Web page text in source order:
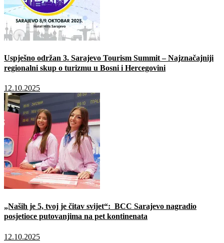
Uspješno održan 3. Sarajevo Tourism Summit – Najznačajniji
regionalni skup o turizmu u Bosni i Hercegovini
12.10.2025
„Naših je 5, tvoj je čitav svijet“: BCC Sarajevo nagradio
posjetioce putovanjima na pet kontinenata
12.10.2025